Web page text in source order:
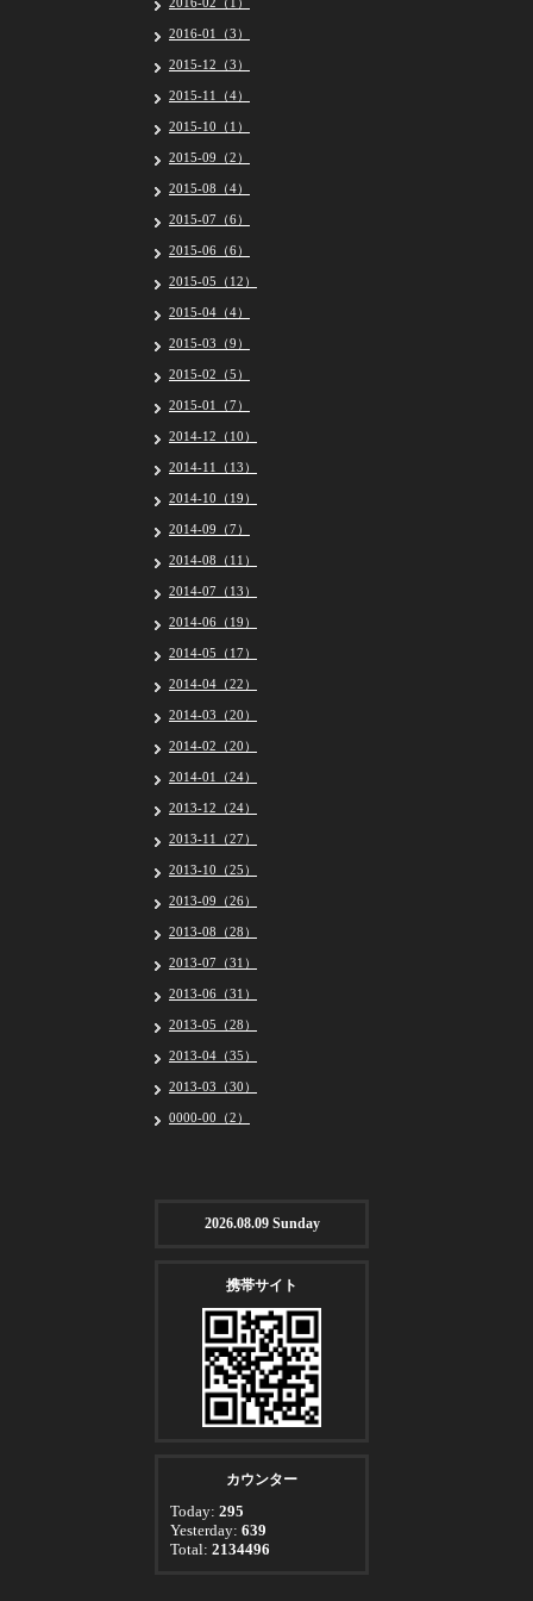
2016-01（3）
2015-12（3）
2015-11（4）
2015-10（1）
2015-09（2）
2015-08（4）
2015-07（6）
2015-06（6）
2015-05（12）
2015-04（4）
2015-03（9）
2015-02（5）
2015-01（7）
2014-12（10）
2014-11（13）
2014-10（19）
2014-09（7）
2014-08（11）
2014-07（13）
2014-06（19）
2014-05（17）
2014-04（22）
2014-03（20）
2014-02（20）
2014-01（24）
2013-12（24）
2013-11（27）
2013-10（25）
2013-09（26）
2013-08（28）
2013-07（31）
2013-06（31）
2013-05（28）
2013-04（35）
2013-03（30）
0000-00（2）
2026.08.09 Sunday
携帯サイト
カウンター
Today: 295
Yesterday: 639
Total: 2134496